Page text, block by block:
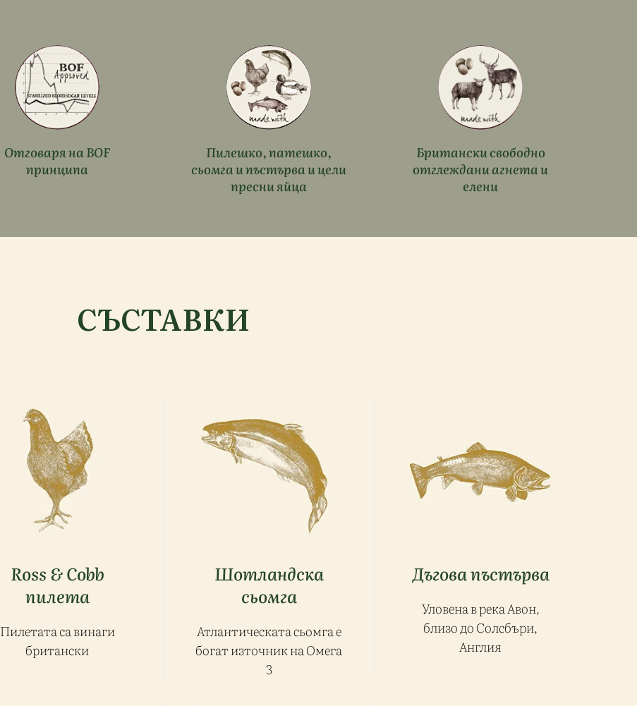
Отговаря на BOF
принципа
Пилешко, патешко,
сьомга и пъстърва и цели
пресни яйца
Британски свободно
отглеждани агнета и
елени
СЪСТАВКИ
Ross & Cobb
пилета
Пилетата са винаги
британски
Шотландска
сьомга
Атлантическата сьомга е
богат източник на Омега
3
Дъгова пъстърва
Уловена в река Авон,
близо до Солсбъри,
Англия